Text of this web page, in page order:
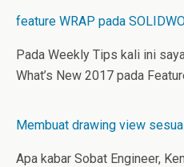
feature WRAP pada
Pada Weekly Tips kali ini
What’s New 2017 pada
Membuat drawing view
Apa kabar Sobat Engineer,